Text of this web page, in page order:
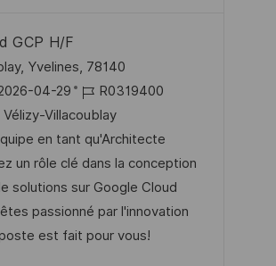
GCP H/F
Yvelines, 78140
04-29
J
o
b
-
I
D
R0319400
Vélizy-Villacoublay
en tant qu'Architecte
un rôle clé dans la conception
solutions sur Google Cloud
passionné par l'innovation
est fait pour vous!